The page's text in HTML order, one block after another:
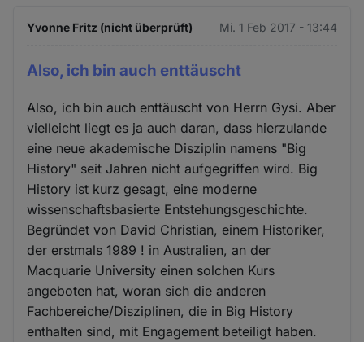
Yvonne Fritz (nicht überprüft) Mi. 1 Feb 2017 - 13:44
Also, ich bin auch enttäuscht
Also, ich bin auch enttäuscht von Herrn Gysi. Aber
vielleicht liegt es ja auch daran, dass hierzulande
eine neue akademische Disziplin namens "Big
History" seit Jahren nicht aufgegriffen wird. Big
History ist kurz gesagt, eine moderne
wissenschaftsbasierte Entstehungsgeschichte.
Begründet von David Christian, einem Historiker,
der erstmals 1989 ! in Australien, an der
Macquarie University einen solchen Kurs
angeboten hat, woran sich die anderen
Fachbereiche/Disziplinen, die in Big History
enthalten sind, mit Engagement beteiligt haben.